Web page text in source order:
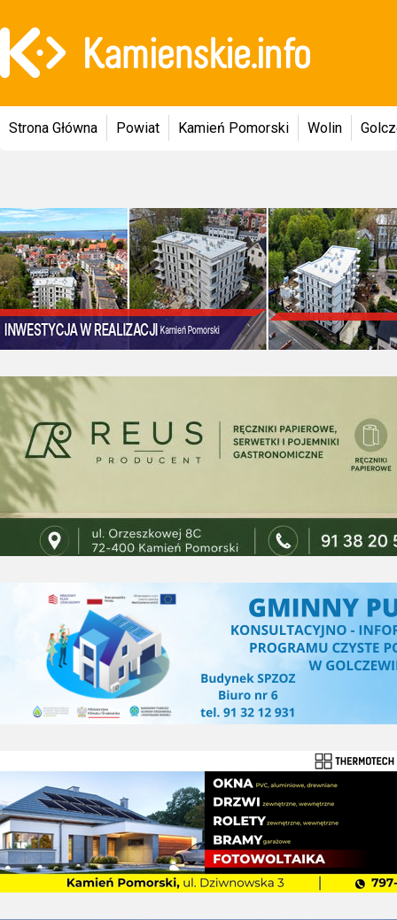
Strona Główna Powiat Kamień Pomorski Wolin